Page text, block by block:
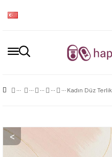
Kadın Düz Terlik